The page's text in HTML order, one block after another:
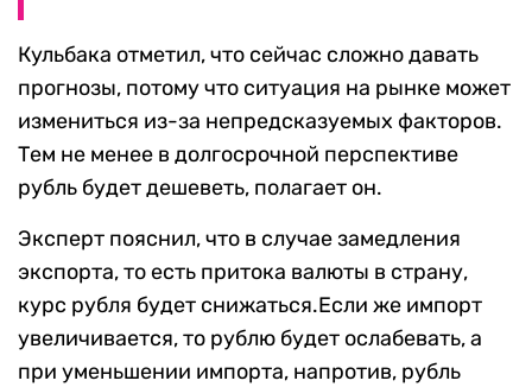
Кульбака отметил, что сейчас сложно давать
прогнозы, потому что ситуация на рынке может
измениться из-за непредсказуемых факторов.
Тем не менее в долгосрочной перспективе
рубль будет дешеветь, полагает он.
Эксперт пояснил, что в случае замедления
экспорта, то есть притока валюты в страну,
курс рубля будет снижаться.Если же импорт
увеличивается, то рублю будет ослабевать, а
при уменьшении импорта, напротив, рубль